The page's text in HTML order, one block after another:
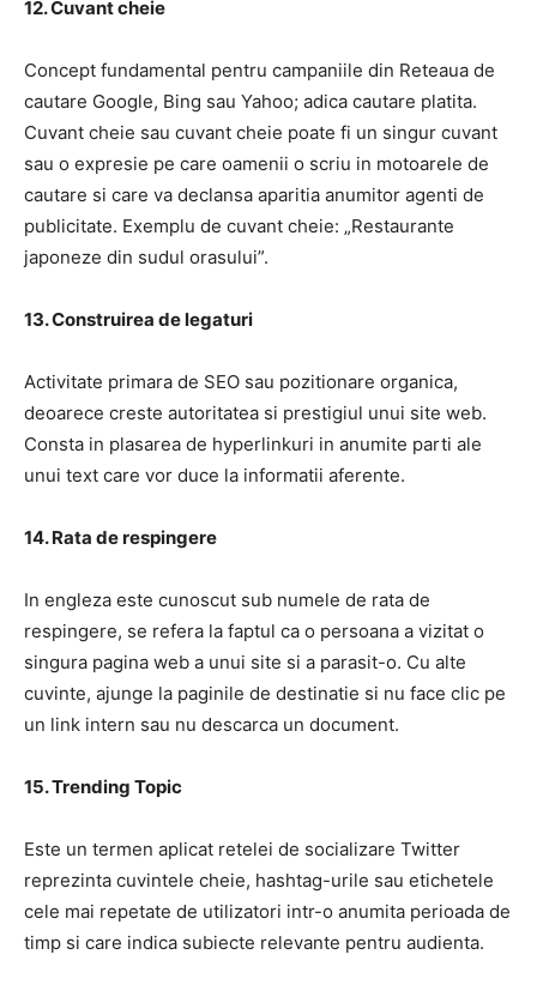
12. Cuvant cheie
Concept fundamental pentru campaniile din Reteaua de
cautare Google, Bing sau Yahoo; adica cautare platita.
Cuvant cheie sau cuvant cheie poate fi un singur cuvant
sau o expresie pe care oamenii o scriu in motoarele de
cautare si care va declansa aparitia anumitor agenti de
publicitate. Exemplu de cuvant cheie: „Restaurante
japoneze din sudul orasului”.
13. Construirea de legaturi
Activitate primara de SEO sau pozitionare organica,
deoarece creste autoritatea si prestigiul unui site web.
Consta in plasarea de hyperlinkuri in anumite parti ale
unui text care vor duce la informatii aferente.
14. Rata de respingere
In engleza este cunoscut sub numele de rata de
respingere, se refera la faptul ca o persoana a vizitat o
singura pagina web a unui site si a parasit-o. Cu alte
cuvinte, ajunge la paginile de destinatie si nu face clic pe
un link intern sau nu descarca un document.
15. Trending Topic
Este un termen aplicat retelei de socializare Twitter
reprezinta cuvintele cheie, hashtag-urile sau etichetele
cele mai repetate de utilizatori intr-o anumita perioada de
timp si care indica subiecte relevante pentru audienta.